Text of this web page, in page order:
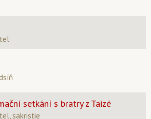
setkání s bratry z Taizé
sakristie